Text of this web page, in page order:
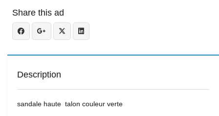
Share this ad
Description
sandale haute talon couleur verte